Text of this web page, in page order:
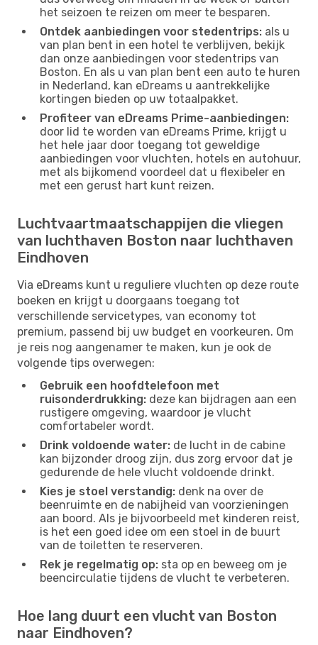
het seizoen te reizen om meer te besparen.
Ontdek aanbiedingen voor stedentrips: als u
van plan bent in een hotel te verblijven, bekijk
dan onze aanbiedingen voor stedentrips van
Boston. En als u van plan bent een auto te huren
in Nederland, kan eDreams u aantrekkelijke
kortingen bieden op uw totaalpakket.
Profiteer van eDreams Prime-aanbiedingen:
door lid te worden van eDreams Prime, krijgt u
het hele jaar door toegang tot geweldige
aanbiedingen voor vluchten, hotels en autohuur,
met als bijkomend voordeel dat u flexibeler en
met een gerust hart kunt reizen.
Luchtvaartmaatschappijen die vliegen
van luchthaven Boston naar luchthaven
Eindhoven
Via eDreams kunt u reguliere vluchten op deze route
boeken en krijgt u doorgaans toegang tot
verschillende servicetypes, van economy tot
premium, passend bij uw budget en voorkeuren. Om
je reis nog aangenamer te maken, kun je ook de
volgende tips overwegen:
Gebruik een hoofdtelefoon met
ruisonderdrukking: deze kan bijdragen aan een
rustigere omgeving, waardoor je vlucht
comfortabeler wordt.
Drink voldoende water: de lucht in de cabine
kan bijzonder droog zijn, dus zorg ervoor dat je
gedurende de hele vlucht voldoende drinkt.
Kies je stoel verstandig: denk na over de
beenruimte en de nabijheid van voorzieningen
aan boord. Als je bijvoorbeeld met kinderen reist,
is het een goed idee om een ​​stoel in de buurt
van de toiletten te reserveren.
Rek je regelmatig op: sta op en beweeg om je
beencirculatie tijdens de vlucht te verbeteren.
Hoe lang duurt een vlucht van Boston
naar Eindhoven?